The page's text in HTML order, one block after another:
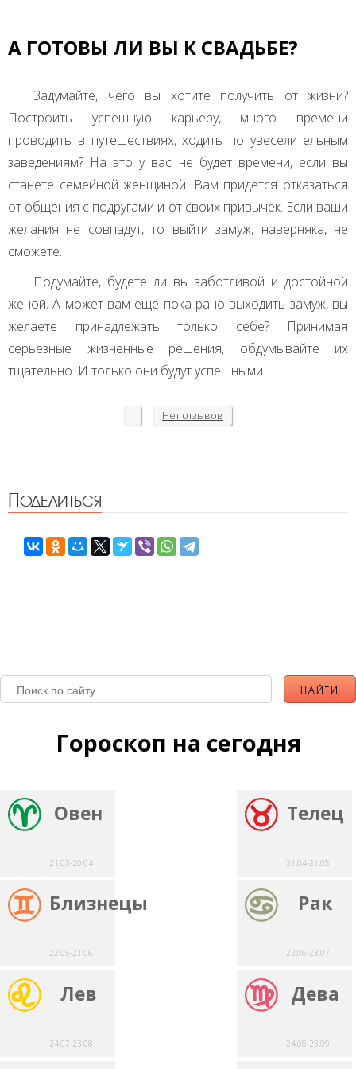
А ГОТОВЫ ЛИ ВЫ К СВАДЬБЕ?
Задумайте, чего вы хотите получить от жизни?
Построить успешную карьеру, много времени
проводить в путешествиях, ходить по увеселительным
заведениям? На это у вас не будет времени, если вы
станете семейной женщиной. Вам придется отказаться
от общения с подругами и от своих привычек. Если ваши
желания не совпадут, то выйти замуж, наверняка, не
сможете.
Подумайте, будете ли вы заботливой и достойной
женой. А может вам еще пока рано выходить замуж, вы
желаете принадлежать только себе? Принимая
серьезные жизненные решения, обдумывайте их
тщательно. И только они будут успешными.
Нет отзывов
Поделиться
Гороскоп на сегодня
Овен
21.03-20.04
Телец
21.04-21.05
Близнецы
22.05-21.06
Рак
22.06-23.07
Лев
24.07-23.08
Дева
24.08-23.09